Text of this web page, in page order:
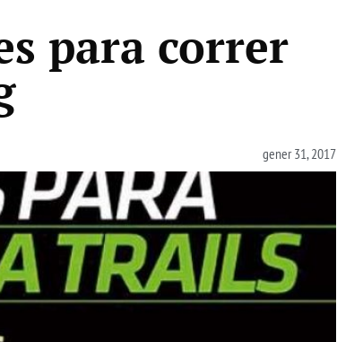
para correr
gener 31, 2017